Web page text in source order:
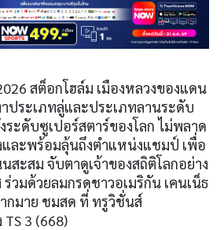
สต็อกโฮล์ม เมืองหลวงของแดน
ประเภทลู่และประเภทลานระดับ
ะดับซูเปอร์สตาร์ของโลก ไม่พลาด
ละพร้อมลุ้นถึงตำแหน่งแชมป์ เพื่อ
สะสม จับตาดูเจ้าของสถิติโลกอย่าง
วมด้วยลมกรดชาวอเมริกัน เคนเน็ธ
กมาย ชมสด ที่ ทรูวิชั่นส์
TS 3 (668)